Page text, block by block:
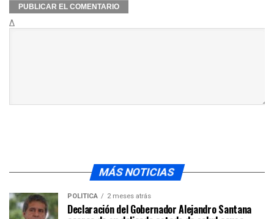
Δ
MÁS NOTICIAS
POLÍTICA 2 meses atrás
Declaración del Gobernador Alejandro Santana